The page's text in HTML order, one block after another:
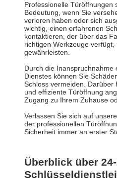
Professionelle Türöffnungen
Bedeutung, wenn Sie
verloren haben oder sich
wichtig, einen erfahrenen
kontaktieren, der über das
richtigen Werkzeuge
gewährleisten.
Durch die Inanspruchnahme
Dienstes können Sie
Schloss vermeiden. Darüber
und effiziente Türöffnung
Zugang zu Ihrem Zuhause
Verlassen Sie sich auf
der professionellen
Sicherheit immer an erster
Überblick über